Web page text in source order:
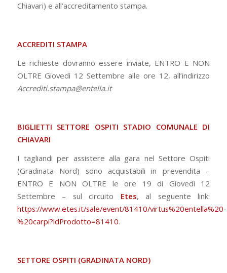
Chiavari) e all’accreditamento stampa.
ACCREDITI STAMPA
Le richieste dovranno essere inviate, ENTRO E NON
OLTRE Giovedì 12 Settembre alle ore 12, all’indirizzo
Accrediti.stampa@entella.it
BIGLIETTI SETTORE OSPITI STADIO COMUNALE DI
CHIAVARI
I tagliandi per assistere alla gara nel Settore Ospiti
(Gradinata Nord) sono acquistabili in prevendita –
ENTRO E NON OLTRE le ore 19 di Giovedì 12
Settembre – sul circuito Etes, al seguente link:
https://www.etes.it/sale/event/81410/virtus%20entella%20-
%20carpi?idProdotto=81410.
SETTORE OSPITI (GRADINATA NORD)